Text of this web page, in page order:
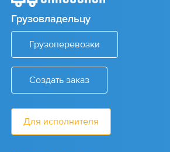
Грузовладельцу
Грузоперевозки
Создать заказ
Для исполнителя